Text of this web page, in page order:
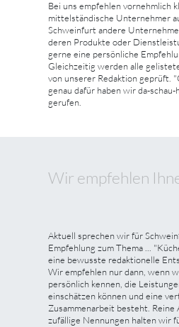
Bei uns empfehlen vornehmlich
mittelständische Unternehmer
Schweinfurt andere
deren Produkte oder
gerne eine persönliche
Gleichzeitig werden alle
von unserer Redaktion geprüft.
genau dafür haben wir da-
gerufen.
Wir empfehlen
Aktuell sprechen wir für
Empfehlung zum Thema ...
eine bewusste redaktionelle
Wir empfehlen nur dann, wenn
persönlich kennen, die
einschätzen können und eine
Zusammenarbeit besteht. Reine
zufällige Nennungen halten wir